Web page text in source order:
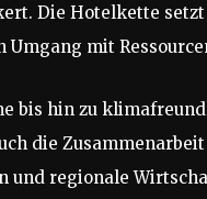
Die Hotelkette
mit
bis hin zu
die
und regionale